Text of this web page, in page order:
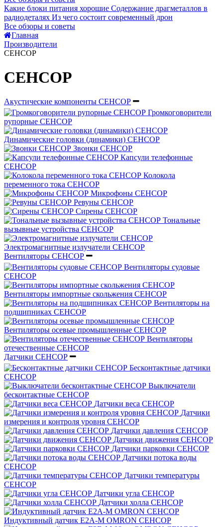
Какие блоки питания хорошие Содержание драгметаллов в
радиодеталях Из чего состоит современный дрон
Все обзоры и советы
Главная
Производители
СЕНСОР
СЕНСОР
Акустические компоненты СЕНСОР
Громкоговорители
рупорные СЕНСОР
Динамические головки (динамики) СЕНСОР
Звонки СЕНСОР
Капсули телефонные
СЕНСОР
Колокола
переменного тока СЕНСОР
Микрофоны СЕНСОР
Ревуны СЕНСОР
Сирены СЕНСОР
Тональные
вызывные устройства СЕНСОР
Электромагнитные излучатели СЕНСОР
Вентиляторы СЕНСОР
Вентиляторы судовые
СЕНСОР
Вентиляторы импортные скольжения СЕНСОР
Вентиляторы на
подшипниках СЕНСОР
Вентиляторы осевые промышленные СЕНСОР
Вентиляторы
отечественные СЕНСОР
Датчики СЕНСОР
Бесконтактные датчики
СЕНСОР
Выключатели
бесконтактные СЕНСОР
Датчики веса СЕНСОР
Датчики
измерения и контроля уровня СЕНСОР
Датчики давления СЕНСОР
Датчики движения СЕНСОР
Датчики парковки СЕНСОР
Датчики потока воды
СЕНСОР
Датчики температуры
СЕНСОР
Датчики угла СЕНСОР
Датчики холла СЕНСОР
Индуктивный датчик E2A-M OMRON СЕНСОР